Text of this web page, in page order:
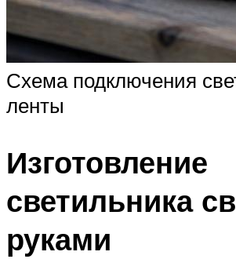
Схема подключения
ленты
Изготовление
светильника
руками